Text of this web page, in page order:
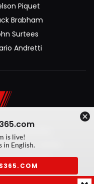
Piquet
Brabham
Surtees
Andretti
voorwaarden
On Your Marks
is live!
in English.